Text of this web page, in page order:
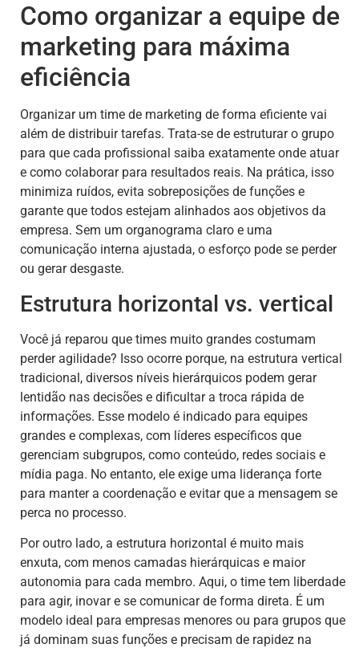
Como organizar a equipe de
marketing para máxima
eficiência
Organizar um time de marketing de forma eficiente vai
além de distribuir tarefas. Trata-se de estruturar o grupo
para que cada profissional saiba exatamente onde atuar
e como colaborar para resultados reais. Na prática, isso
minimiza ruídos, evita sobreposições de funções e
garante que todos estejam alinhados aos objetivos da
empresa. Sem um organograma claro e uma
comunicação interna ajustada, o esforço pode se perder
ou gerar desgaste.
Estrutura horizontal vs. vertical
Você já reparou que times muito grandes costumam
perder agilidade? Isso ocorre porque, na estrutura vertical
tradicional, diversos níveis hierárquicos podem gerar
lentidão nas decisões e dificultar a troca rápida de
informações. Esse modelo é indicado para equipes
grandes e complexas, com líderes específicos que
gerenciam subgrupos, como conteúdo, redes sociais e
mídia paga. No entanto, ele exige uma liderança forte
para manter a coordenação e evitar que a mensagem se
perca no processo.
Por outro lado, a estrutura horizontal é muito mais
enxuta, com menos camadas hierárquicas e maior
autonomia para cada membro. Aqui, o time tem liberdade
para agir, inovar e se comunicar de forma direta. É um
modelo ideal para empresas menores ou para grupos que
já dominam suas funções e precisam de rapidez na